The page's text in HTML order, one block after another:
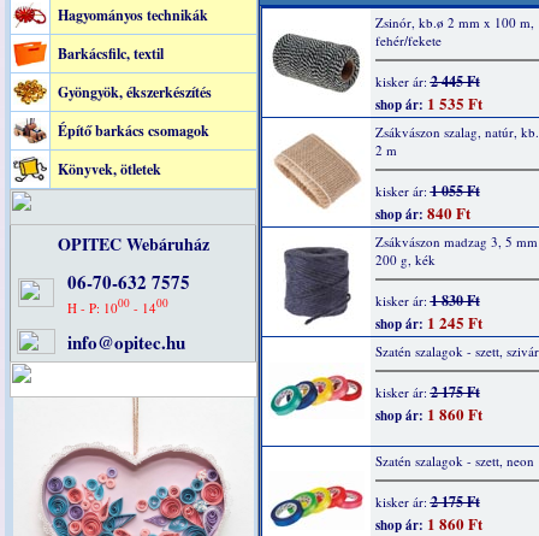
Hagyományos technikák
Barkácsfilc, textil
Gyöngyök, ékszerkészítés
Építő barkács csomagok
Könyvek, ötletek
OPITEC Webáruház
06-70-632 7575
H - P: 1000 - 1400
info@opitec.hu
Zsinór, kb.ø 2 mm x 100 m,
fehér/fekete
kisker ár:2 445 Ft
shop ár: 1 535 Ft
Zsákvászon szalag, natúr,
2 m
kisker ár:1 055 Ft
shop ár: 840 Ft
Zsákvászon madzag 3, 5
200 g, kék
kisker ár:1 830 Ft
shop ár: 1 245 Ft
Szatén szalagok - szett,
kisker ár:2 175 Ft
shop ár: 1 860 Ft
Szatén szalagok - szett, neon
kisker ár:2 175 Ft
shop ár: 1 860 Ft